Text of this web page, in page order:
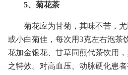
5、菊花茶
菊花应为甘菊，其味不苦，
或小白菊佳，每次用3克左右泡茶
花加金银花、甘草同煎代茶饮用
之特效。对高血压、动脉硬化患者